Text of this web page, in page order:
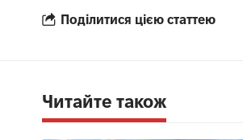
Поділитися цією статтею
Читайте також